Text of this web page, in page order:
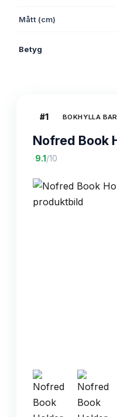
Mått (cm)
Betyg
#1 BOKHYLLA
Nofred Book
·9.1 /10